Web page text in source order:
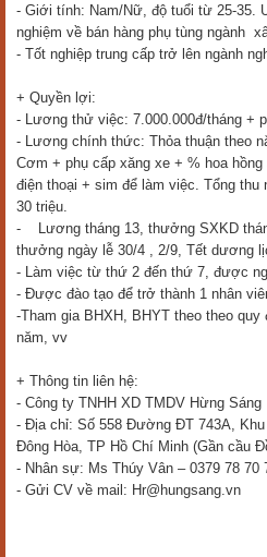
- Giới tính: Nam/Nữ, độ tuổi từ 25-35.
nghiệm về bán hàng phụ tùng ngành
- Tốt nghiệp trung cấp trở lên ngành
+ Quyền lợi:
- Lương thử việc: 7.000.000đ/tháng +
- Lương chính thức: Thỏa thuận theo
Cơm + phụ cấp xăng xe + % hoa
điện thoại + sim để làm việc. Tổng thu
30 triệu.
- Lương tháng 13, thưởng SXKD
thưởng ngày lễ 30/4 , 2/9, Tết dương
- Làm việc từ thứ 2 đến thứ 7, được
- Được đào tạo để trở thành 1 nhân
-Tham gia BHXH, BHYT theo theo quy
năm, vv
+ Thông tin liên hệ:
- Công ty TNHH XD TMDV Hừng Sáng
- Địa chỉ: Số 558 Đường ĐT 743A,
Đông Hòa, TP Hồ Chí Minh (Gần cầu
- Nhân sự: Ms Thúy Vân – 0379 78 70
- Gửi CV về mail: Hr@hungsang.vn